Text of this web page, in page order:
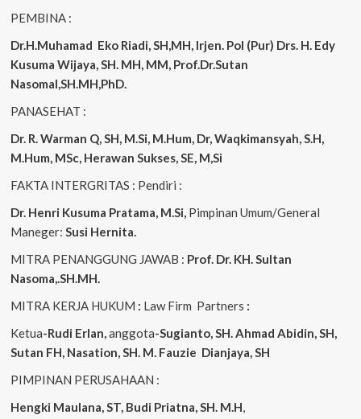
PEMBINA :
Dr.H.Muhamad Eko Riadi, SH,MH, Irjen. Pol (Pur) Drs. H. Edy
Kusuma Wijaya, SH. MH, MM, Prof.Dr.Sutan
Nasomal,SH.MH,PhD.
PANASEHAT :
Dr. R. Warman Q, SH, M.Si, M.Hum, Dr, Waqkimansyah, S.H,
M.Hum, MSc, Herawan Sukses, SE, M,Si
FAKTA INTERGRITAS : Pendiri :
Dr. Henri Kusuma Pratama, M.Si, Pimpinan Umum/General
Maneger: Susi Hernita.
MITRA PENANGGUNG JAWAB : Prof. Dr. KH. Sultan
Nasoma,.SH.MH.
MITRA KERJA HUKUM : Law Firm Partners :
Ketua-Rudi Erlan,anggota-Sugianto, SH. Ahmad Abidin, SH,
Sutan FH, Nasation, SH. M. Fauzie Dianjaya, SH
PIMPINAN PERUSAHAAN :
Hengki Maulana, ST, Budi Priatna, SH. M.H,